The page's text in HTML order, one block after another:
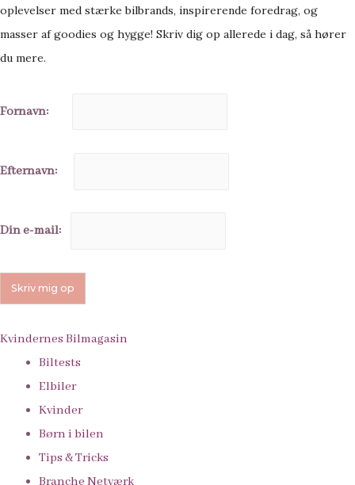
oplevelser med stærke bilbrands, inspirerende foredrag, og
masser af goodies og hygge! Skriv dig op allerede i dag, så hører
du mere.
Fornavn:
Efternavn:
Din e-mail:
Kvindernes Bilmagasin
Biltests
Elbiler
Kvinder
Børn i bilen
Tips & Tricks
Branche Netværk